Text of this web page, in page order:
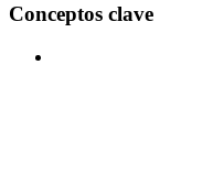
Conceptos clave